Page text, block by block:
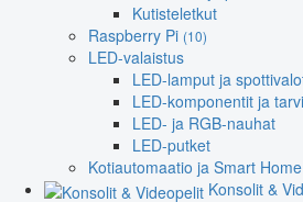
Kutisteletkut
Raspberry Pi (10)
LED-valaistus
LED-lamput ja
LED-komponentit ja
LED- ja RGB-nauhat
LED-putket
Kotiautomaatio ja Smart Home
Konsolit &